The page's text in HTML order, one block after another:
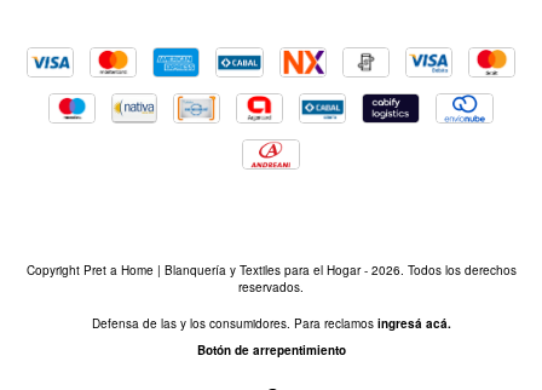
Copyright Pret a Home | Blanquería y Textiles para el Hogar - 2026. Todos los derechos
reservados.
Defensa de las y los consumidores. Para reclamos ingresá acá.
Botón de arrepentimiento